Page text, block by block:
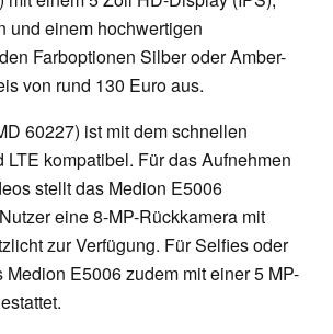
und einem hochwertigen
Farboptionen Silber oder Amber-
von rund 130 Euro aus.
60227) ist mit dem schnellen
LTE kompatibel. Für das Aufnehmen
stellt das Medion E5006
eine 8-MP-Rückkamera mit
zur Verfügung. Für Selfies oder
E5006 zudem mit einer 5 MP-